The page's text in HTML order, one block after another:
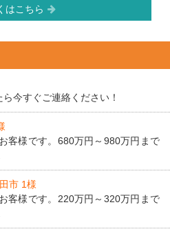
はこちら
今すぐご連絡ください！
客様です。680万円～980万円まで
市 1様
客様です。220万円～320万円まで